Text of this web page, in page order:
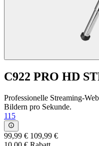
C922 PRO HD
Professionelle Streaming-
Bildern pro Sekunde.
115
99,99 € 109,99 €